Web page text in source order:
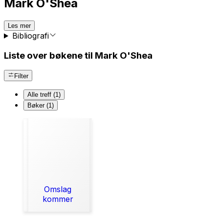
Mark O'Shea
Les mer
Bibliografi
Liste over bøkene til Mark O'Shea
Filter
Alle treff (1)
Bøker (1)
Omslag
kommer